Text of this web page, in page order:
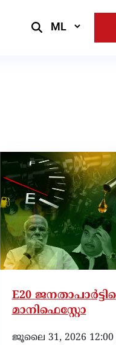
Select
E20
മാനിഫെസ്റ്റോ
ജൂലൈ 31, 2026 12:00